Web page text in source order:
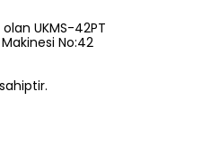
UKMS-42PT
No:42